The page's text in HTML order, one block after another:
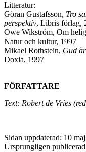
Litteratur:
Göran Gustafsson, Tro
perspektiv, Libris förlag,
Owe Wikström, Om
Natur och kultur, 1997
Mikael Rothstein, Gud
Doxia, 1997
FÖRFATTARE
Text: Robert de Vries
Sidan uppdaterad: 10
Ursprungligen